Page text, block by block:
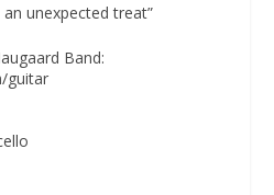
unexpected treat”
Band:
guitar